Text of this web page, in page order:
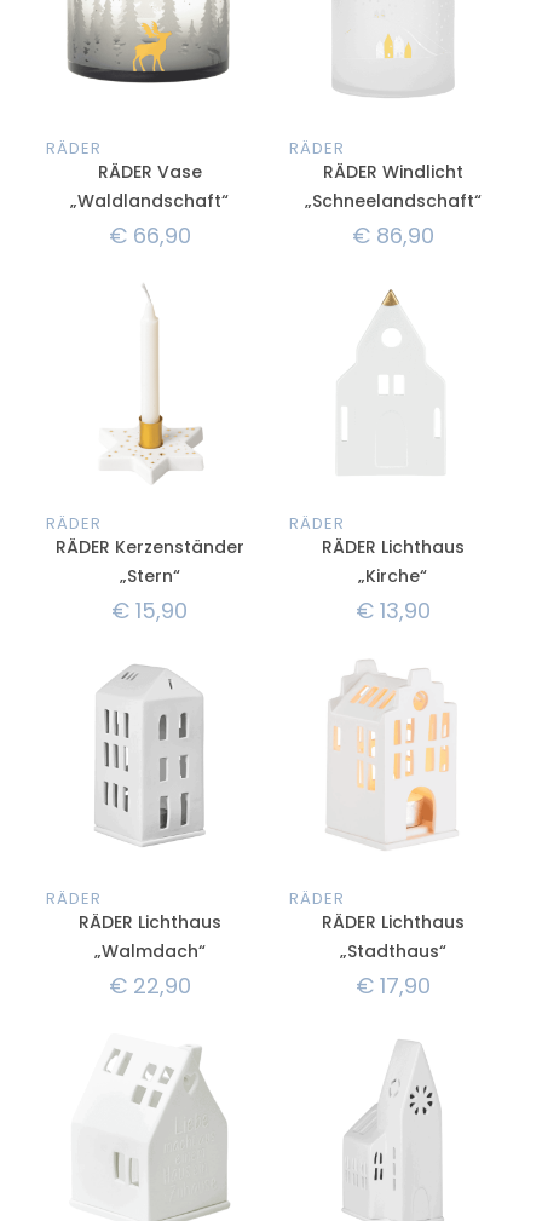
RÄDER
RÄDER Vase
„Waldlandschaft“
€66,90
RÄDER
RÄDER Windlicht
„Schneelandschaft“
€86,90
RÄDER
RÄDER Kerzenständer
„Stern“
€ 15,90
RÄDER
RÄDER Lichthaus
„Kirche“
€13,90
RÄDER
RÄDER Lichthaus
„Walmdach“
€22,90
RÄDER
RÄDER Lichthaus
„Stadthaus“
€17,90